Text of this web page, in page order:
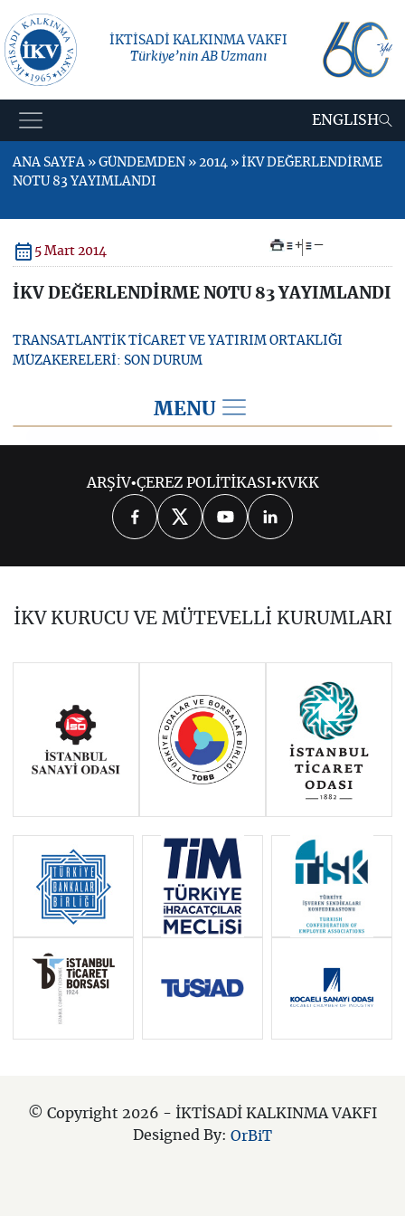
İKTİSADİ KALKINMA VAKFI
Türkiye’nin AB Uzmanı
ENGLISH
ANA SAYFA » GÜNDEMDEN » 2014 » İKV DEĞERLENDİRME
NOTU 83 YAYIMLANDI
5 Mart 2014 + –
İKV DEĞERLENDİRME NOTU 83 YAYIMLANDI
TRANSATLANTİK TİCARET VE YATIRIM ORTAKLIĞI
MÜZAKERELERİ: SON DURUM
MENU
2026 2025 2024
2023 2022 2021
ARŞİV•ÇEREZ POLİTİKASI•KVKK
İKV KURUCU VE MÜTEVELLİ KURUMLARI
© Copyright 2026 - İKTİSADİ KALKINMA VAKFI
Designed By: OrBiT